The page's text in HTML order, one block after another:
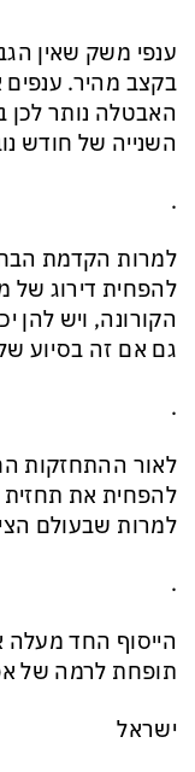
ענפי משק שאין
בקצב מהיר. ענפים
השנייה של חודש
.
למרות הקדמת
להפחית דירוג של
הקורונה, ויש להן
גם אם זה בסיוע
.
לאור ההתחזקות
להפחית את תחזית
למרות שבעולם
.
הייסוף החד
תופחת לרמה של
ישראל